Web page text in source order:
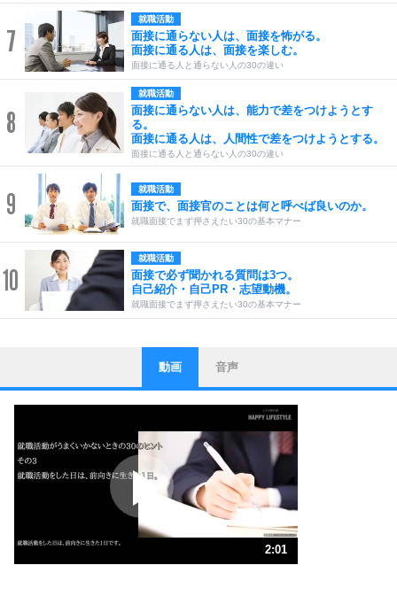
7
就職活動
面接に通らない人は、面接を怖がる。
面接に通る人は、面接を楽しむ。
面接に通る人と通らない人の30の違い
8
就職活動
面接に通らない人は、能力で差をつけようとす
る。
面接に通る人は、人間性で差をつけようとする。
面接に通る人と通らない人の30の違い
9 就職活動
面接で、面接官のことは何と呼べば良いのか。
就職面接でまず押さえたい30の基本マナー
10
就職活動
面接で必ず聞かれる質問は3つ。
自己紹介・自己PR・志望動機。
就職面接でまず押さえたい30の基本マナー
1
ストレス対策
他人と比べない。
いっそのこと、他人を見ない。
いらいらしない人になる30の方法
ポジティブになれない原因は、行動しないから。
ポジティブ思考になる30の方法
ストレス対策
人生、なんとかなるもの。
気楽に生きる30の方法
動画 音声
2:01